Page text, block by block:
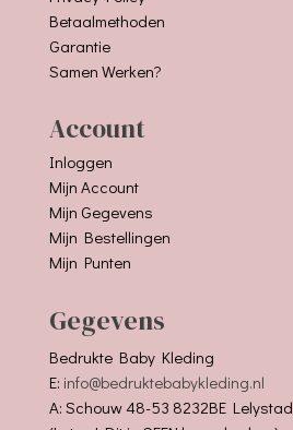
Betaalmethoden
Garantie
Samen Werken?
Account
Inloggen
Mijn Account
Mijn Gegevens
Mijn Bestellingen
Mijn Punten
Gegevens
Bedrukte Baby Kleding
E: info@bedruktebabykleding.nl
A: Schouw 48-53 8232BE Lelystad